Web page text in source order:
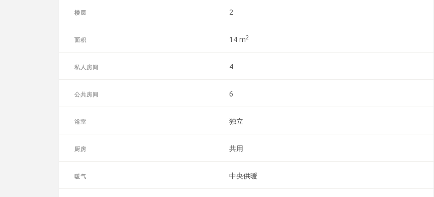
楼层 2
面积 14 m2
私人房间 4
公共房间 6
浴室 独立
厨房 共用
暖气 中央供暖